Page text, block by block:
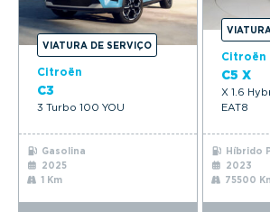
VIATURA DE SERVIÇO
Citroën
C3
3 Turbo 100 YOU
Gasolina
2025
1 Km
Citroën
C5 X
X 1.6
EAT8
Híbrido
2023
75500